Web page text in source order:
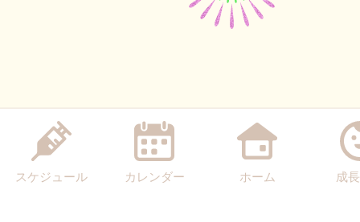
スケジュール カレンダー ホーム 成